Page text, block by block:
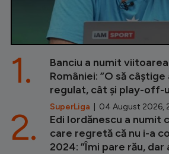
Banciu a numit
României: ”O să
regulat, cât și play-off-
SuperLiga | 04 August 2026,
1.
Edi Iordănescu a numit
care regretă că nu i-a
2024: ”Îmi pare rău, dar
2.